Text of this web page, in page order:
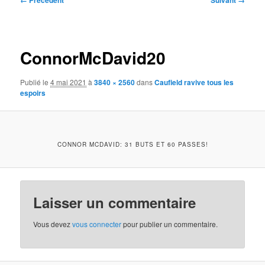
ConnorMcDavid20
Publié le4 mai 2021 à3840 × 2560dansCaufield ravive tous les
espoirs
CONNOR MCDAVID: 31 BUTS ET 60 PASSES!
Laisser un commentaire
Vous devezvous connecterpour publier un commentaire.